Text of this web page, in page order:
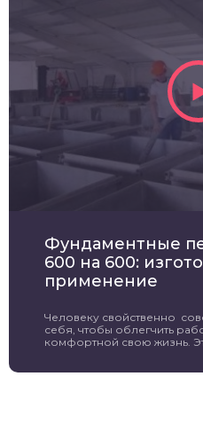
Фундаментные
600 на 600:
применение
Человеку свойственно
себя, чтобы облегчить
комфортной свою жизнь.